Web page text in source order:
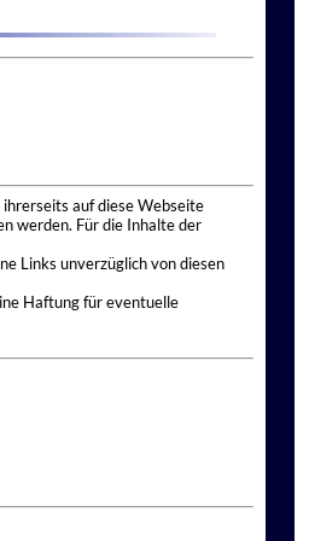
auf diese Webseite
werden. Für die Inhalte der
Links unverzüglich von diesen
Haftung für eventuelle